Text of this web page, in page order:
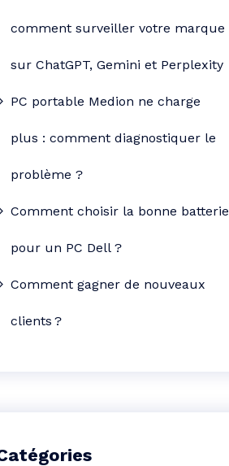
comment surveiller votre marque
sur ChatGPT, Gemini et Perplexity
PC portable Medion ne charge
plus : comment diagnostiquer le
problème ?
Comment choisir la bonne batterie
pour un PC Dell ?
Comment gagner de nouveaux
clients ?